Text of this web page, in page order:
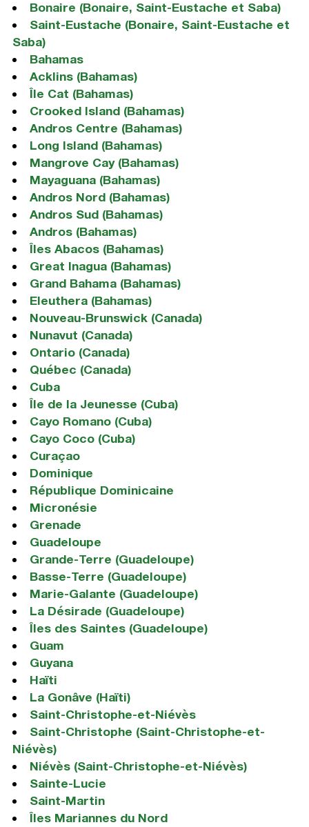
Bonaire (Bonaire, Saint-Eustache et Saba)
Saint-Eustache (Bonaire, Saint-Eustache et
Saba)
Bahamas
Acklins (Bahamas)
Île Cat (Bahamas)
Crooked Island (Bahamas)
Andros Centre (Bahamas)
Long Island (Bahamas)
Mangrove Cay (Bahamas)
Mayaguana (Bahamas)
Andros Nord (Bahamas)
Andros Sud (Bahamas)
Andros (Bahamas)
Îles Abacos (Bahamas)
Great Inagua (Bahamas)
Grand Bahama (Bahamas)
Eleuthera (Bahamas)
Nouveau-Brunswick (Canada)
Nunavut (Canada)
Ontario (Canada)
Québec (Canada)
Cuba
Île de la Jeunesse (Cuba)
Cayo Romano (Cuba)
Cayo Coco (Cuba)
Curaçao
Dominique
République Dominicaine
Micronésie
Grenade
Guadeloupe
Grande-Terre (Guadeloupe)
Basse-Terre (Guadeloupe)
Marie-Galante (Guadeloupe)
La Désirade (Guadeloupe)
Îles des Saintes (Guadeloupe)
Guam
Guyana
Haïti
La Gonâve (Haïti)
Saint-Christophe-et-Niévès
Saint-Christophe (Saint-Christophe-et-
Niévès)
Niévès (Saint-Christophe-et-Niévès)
Sainte-Lucie
Saint-Martin
Îles Mariannes du Nord